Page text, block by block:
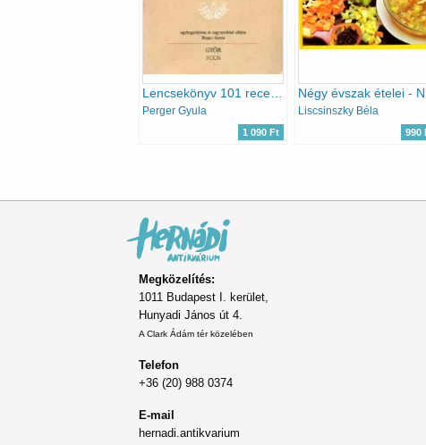
Perger Gyula
1 090 Ft
Liscsinszky Béla
990
Megközelítés:
1011 Budapest I. kerület,
Hunyadi János út 4.
A Clark Ádám tér közelében
Telefon
+36 (20) 988 0374
E-mail
hernadi.antikvarium